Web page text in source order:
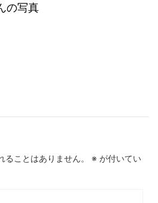
の写真
ることはありません。 ※ が付いてい